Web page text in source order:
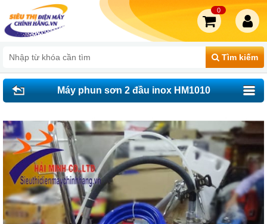
Tìm kiếm
0
Máy phun sơn 2 đầu inox HM1010